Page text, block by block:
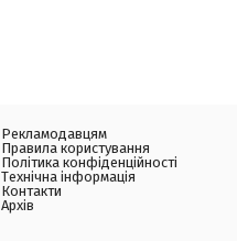
Рекламодавцям
Правила користування
Політика конфіденційності
Технічна інформація
Контакти
Архів